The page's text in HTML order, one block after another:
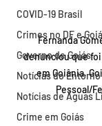
COVID-19 Brasil
Crimes no DF e
Governo de Goiás
Notícias do Entorno
Notícias de Águas
Crime em Goiás
Fernanda
denunciou que
em Goiânia,
Pessoal/